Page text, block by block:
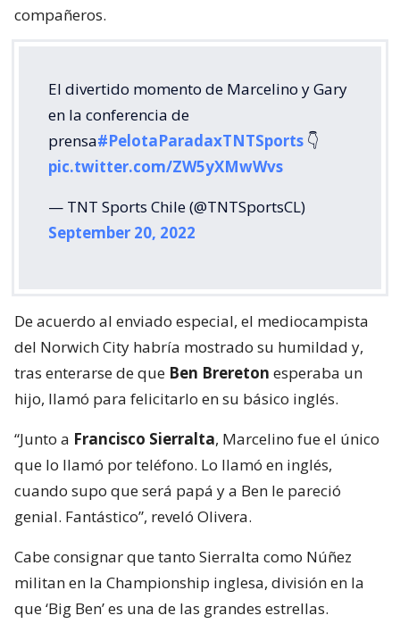
compañeros.
El divertido momento de Marcelino y Gary
en la conferencia de
prensa#PelotaParadaxTNTSports 👇
pic.twitter.com/ZW5yXMwWvs
— TNT Sports Chile (@TNTSportsCL)
September 20, 2022
De acuerdo al enviado especial, el mediocampista
del Norwich City habría mostrado su humildad y,
tras enterarse de que Ben Brereton esperaba un
hijo, llamó para felicitarlo en su básico inglés.
“Junto a Francisco Sierralta, Marcelino fue el único
que lo llamó por teléfono. Lo llamó en inglés,
cuando supo que será papá y a Ben le pareció
genial. Fantástico”, reveló Olivera.
Cabe consignar que tanto Sierralta como Núñez
militan en la Championship inglesa, división en la
que ‘Big Ben’ es una de las grandes estrellas.